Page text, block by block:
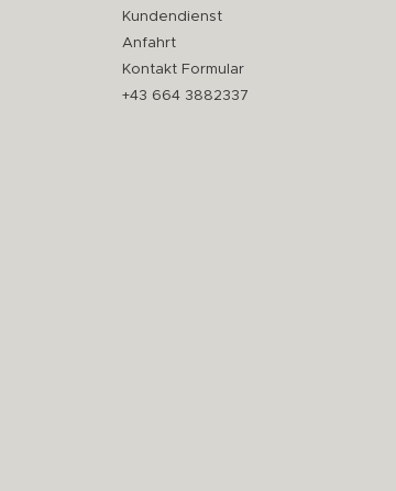
Kundendienst
Anfahrt
Kontakt Formular
+43 664 3882337